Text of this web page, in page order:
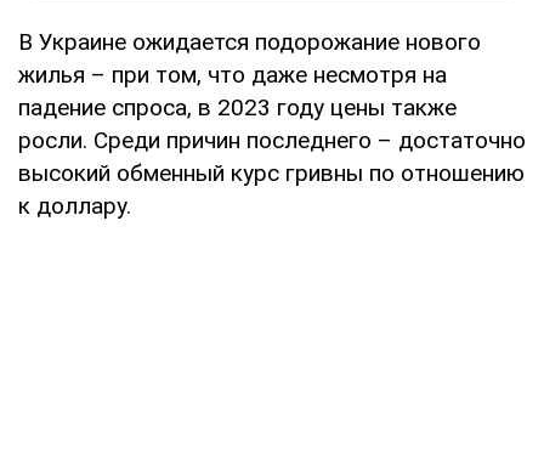
В Украине ожидается подорожание нового
жилья – при том, что даже несмотря на
падение спроса, в 2023 году цены также
росли. Среди причин последнего – достаточно
высокий обменный курс гривны по отношению
к доллару.